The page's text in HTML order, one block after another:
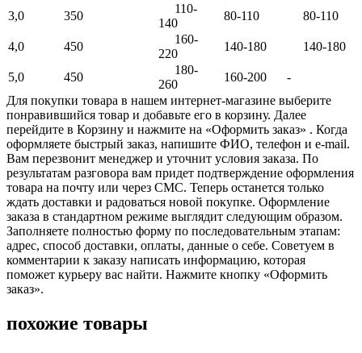
3,0
350
110-
140
80-110 80-110
4,0 450
160-
220
140-180 140-180
5,0 450
180-
260
160-200
-
Для покупки товара в нашем интернет-магазине выберите
понравившийся товар и добавьте его в корзину. Далее
перейдите в Корзину и нажмите на «Оформить заказ» . Когда
оформляете быстрый заказ, напишите ФИО, телефон и e-mail.
Вам перезвонит менеджер и уточнит условия заказа. По
результатам разговора вам придет подтверждение оформления
товара на почту или через СМС. Теперь останется только
ждать доставки и радоваться новой покупке. Оформление
заказа в стандартном режиме выглядит следующим образом.
Заполняете полностью форму по последовательным этапам:
адрес, способ доставки, оплаты, данные о себе. Советуем в
комментарии к заказу написать информацию, которая
поможет курьеру вас найти. Нажмите кнопку «Оформить
заказ».
похожие товары